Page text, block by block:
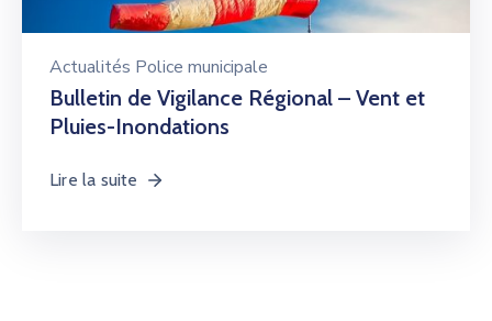
Actualités Police municipale
Bulletin de Vigilance Régional – Vent et
Pluies-Inondations
Lire la suite